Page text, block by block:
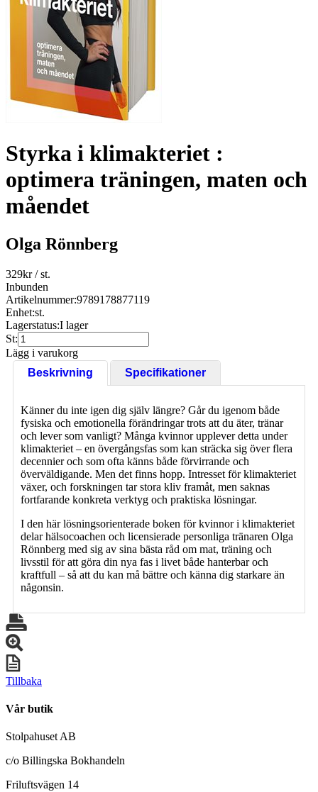
Styrka i klimakteriet :
optimera träningen, maten och
måendet
Olga Rönnberg
329kr/ st.
Inbunden
Artikelnummer:9789178877119
Enhet:st.
Lagerstatus:I lager
St:
Lägg i varukorg
Beskrivning
Specifikationer
Känner du inte igen dig själv längre? Går du igenom både
fysiska och emotionella förändringar trots att du äter, tränar
och lever som vanligt? Många kvinnor upplever detta under
klimakteriet – en övergångsfas som kan sträcka sig över flera
decennier och som ofta känns både förvirrande och
överväldigande. Men det finns hopp. Intresset för klimakteriet
växer, och forskningen tar stora kliv framåt, men saknas
fortfarande konkreta verktyg och praktiska lösningar.
I den här lösningsorienterade boken för kvinnor i klimakteriet
delar hälsocoachen och licensierade personliga tränaren Olga
Rönnberg med sig av sina bästa råd om mat, träning och
livsstil för att göra din nya fas i livet både hanterbar och
kraftfull – så att du kan må bättre och känna dig starkare än
någonsin.
Tillbaka
Vår butik
Stolpahuset AB
c/o Billingska Bokhandeln
Friluftsvägen 14